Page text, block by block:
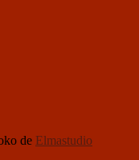
de Elmastudio